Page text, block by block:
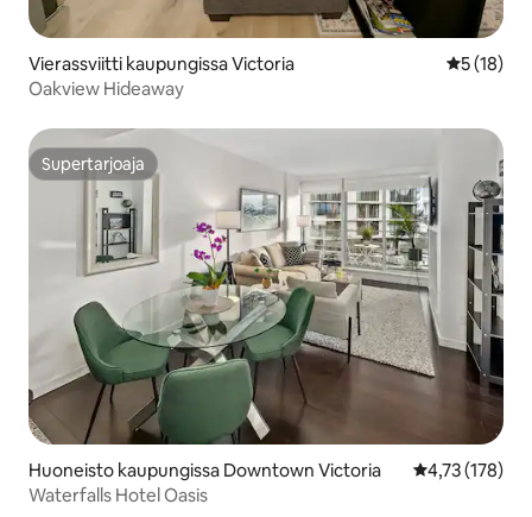
Vierassviitti kaupungissa Victoria
5 (18)
Oakview Hideaway
Supertarjoaja
Supertarjoaja
Huoneisto kaupungissa Downtown Victoria
4,73 (178)
Waterfalls Hotel Oasis